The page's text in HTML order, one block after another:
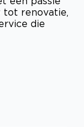
tot renovatie,
die